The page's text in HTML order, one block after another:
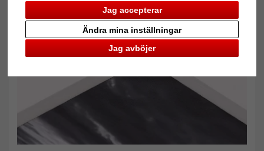
Jag accepterar
Jag avböjer
Ändra mina inställningar
Tillbaka